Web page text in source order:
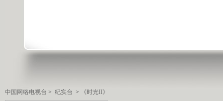
中国网络电视台 > 纪实台 > 《时光II》